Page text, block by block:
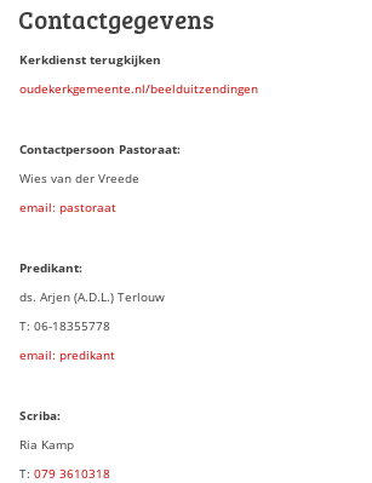
Contactgegevens
Kerkdienst terugkijken
oudekerkgemeente.nl/beelduitzendingen
Contactpersoon Pastoraat:
Wies van der Vreede
email: pastoraat
Predikant:
ds. Arjen (A.D.L.) Terlouw
T: 06-18355778
email: predikant
Scriba:
Ria Kamp
T: 079 3610318